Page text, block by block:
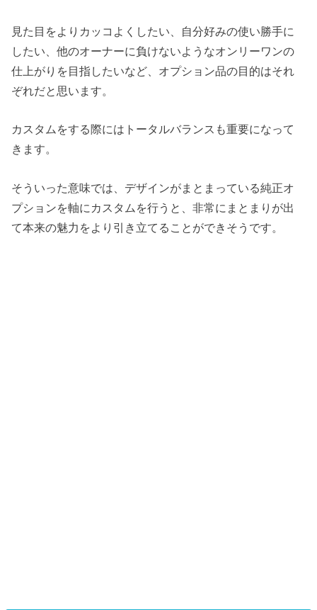
見た目をよりカッコよくしたい、自分好みの使い勝手に
したい、他のオーナーに負けないようなオンリーワンの
仕上がりを目指したいなど、オプション品の目的はそれ
ぞれだと思います。
カスタムをする際にはトータルバランスも重要になって
きます。
そういった意味では、デザインがまとまっている純正オ
プションを軸にカスタムを行うと、非常にまとまりが出
て本来の魅力をより引き立てることができそうです。